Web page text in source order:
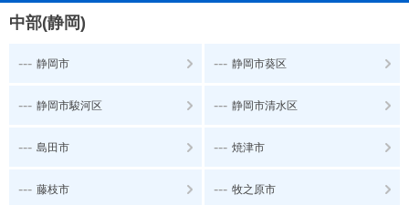
中部(静岡)
--- 静岡市 --- 静岡市葵区
--- 静岡市駿河区 --- 静岡市清水区
--- 島田市 --- 焼津市
--- 藤枝市 --- 牧之原市